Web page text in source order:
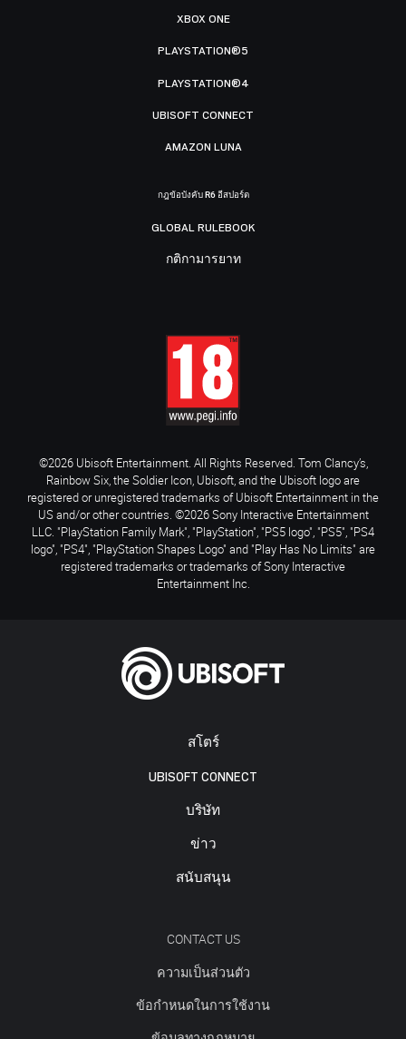
สโตร์
UBISOFT CONNECT
บริษัท
ข่าว
สนับสนุน
CONTACT US
ความเป็นส่วนตัว
ข้อกำหนดในการใช้งาน
XBOX ONE
PLAYSTATION®5
PLAYSTATION®4
UBISOFT CONNECT
AMAZON LUNA
กฎข้อบังคับ R6 อีสปอร์ต
GLOBAL RULEBOOK
กติกามารยาท
©2026 Ubisoft Entertainment. All Rights Reserved. Tom Clancy’s,
Rainbow Six, the Soldier Icon, Ubisoft, and the Ubisoft logo are
registered or unregistered trademarks of Ubisoft Entertainment in the
US and/or other countries. ©2026 Sony Interactive Entertainment
LLC. "PlayStation Family Mark", "PlayStation", "PS5 logo", "PS5", "PS4
logo", "PS4", "PlayStation Shapes Logo" and "Play Has No Limits" are
registered trademarks or trademarks of Sony Interactive
Entertainment Inc.